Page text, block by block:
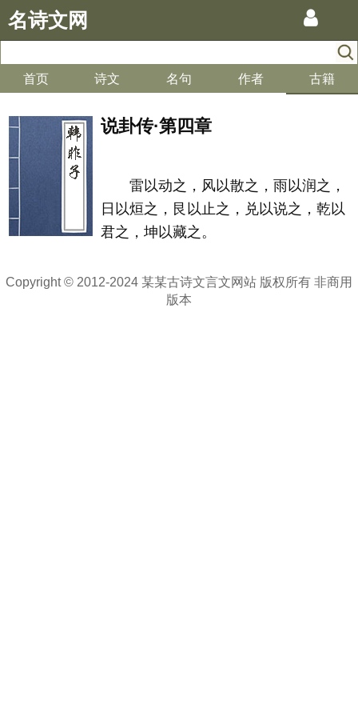
名诗文网
首页 诗文 名句 作者 古籍
说卦传·第四章
雷以动之，风以散之，雨以润之，
日以烜之，艮以止之，兑以说之，乾以
君之，坤以藏之。
Copyright © 2012-2024 某某古诗文言文网站 版权所有 非商用
版本